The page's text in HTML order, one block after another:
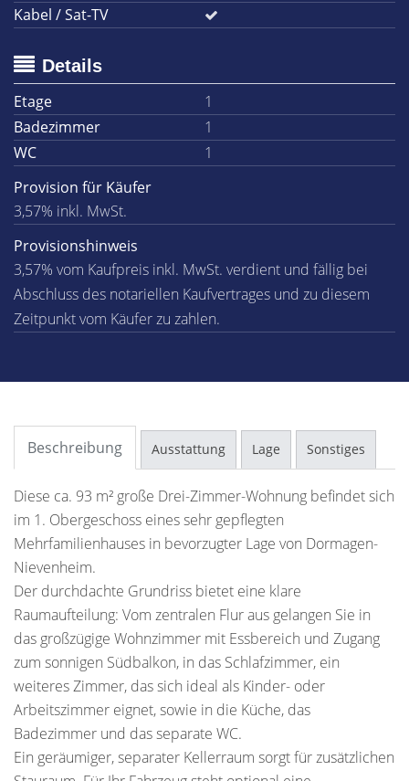
Kabel / Sat-TV
Details
Etage
1
Badezimmer
1
WC
1
Provision für Käufer
3,57% inkl. MwSt.
Provisionshinweis
3,57% vom Kaufpreis inkl. MwSt. verdient und fällig bei
Abschluss des notariellen Kaufvertrages und zu diesem
Zeitpunkt vom Käufer zu zahlen.
Beschreibung Ausstattung Lage Sonstiges
Diese ca. 93 m² große Drei-Zimmer-Wohnung befindet sich
im 1. Obergeschoss eines sehr gepflegten
Mehrfamilienhauses in bevorzugter Lage von Dormagen-
Nievenheim.
Der durchdachte Grundriss bietet eine klare
Raumaufteilung: Vom zentralen Flur aus gelangen Sie in
das großzügige Wohnzimmer mit Essbereich und Zugang
zum sonnigen Südbalkon, in das Schlafzimmer, ein
weiteres Zimmer, das sich ideal als Kinder- oder
Arbeitszimmer eignet, sowie in die Küche, das
Badezimmer und das separate WC.
Ein geräumiger, separater Kellerraum sorgt für zusätzlichen